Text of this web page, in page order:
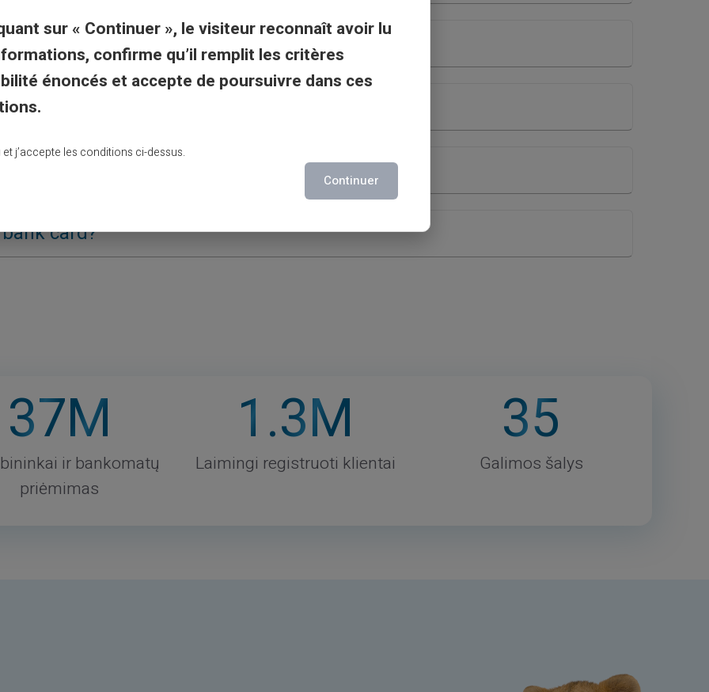
card?
37M
ir bankomatų
priėmimas
1.3M
Laimingi registruoti klientai
35
Galimos šalys
sur « Continuer », le visiteur reconnaît avoir lu
confirme qu’il remplit les critères
énoncés et accepte de poursuivre dans ces
et j’accepte les conditions ci-dessus.
Continuer